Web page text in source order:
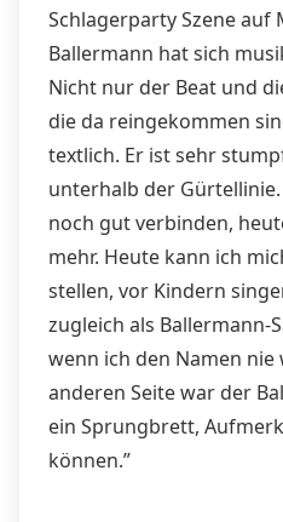
Schlagerparty Szene auf
Ballermann hat sich
Nicht nur der Beat und
die da reingekommen
textlich. Er ist sehr
unterhalb der
noch gut verbinden,
mehr. Heute kann ich
stellen, vor Kindern
zugleich als Ballermann-
wenn ich den Namen
anderen Seite war der
ein Sprungbrett,
können.”